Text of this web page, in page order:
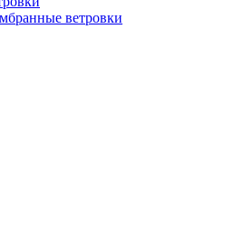
ветровки